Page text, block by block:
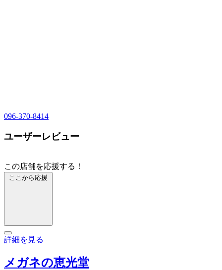
096-370-8414
ユーザーレビュー
この店舗を応援する！
ここから応援
詳細を見る
メガネの恵光堂